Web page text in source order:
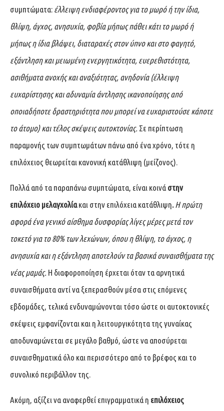
συμπτώματα: έλλειψη ενδιαφέροντος για το μωρό ή την ίδια,
θλίψη, άγχος, ανησυχία, φοβία μήπως πάθει κάτι το μωρό ή
μήπως η ίδια βλάψει, διαταραχές στον ύπνο και στο φαγητό,
εξάντληση και μειωμένη ενεργητικότητα, ευερεθιστότητα,
ασιθήματα ανοχής και αναξιότητας, ανηδονία (έλλειψη
ευχαρίστησης και αδυναμία άντλησης ικανοποίησης από
οποιαδήποτε δραστηριότητα που μπορεί να ευχαριστούσε κάποτε
το άτομο) και τέλος σκέψεις αυτοκτονίας. Σε περίπτωση
παραμονής των συμπτωμάτων πάνω από ένα χρόνο, τότε η
επιλόχειος θεωρείται κανονική κατάθλιψη (μείζονος).
Πολλά από τα παραπάνω συμπτώματα, είναι κοινά στην
επιλόχειο μελαγχολίακαι στην επιλόχεια κατάθλιψη. Η πρώτη
αφορά ένα γενικό αίσθημα δυσφορίας λίγες μέρες μετά τον
τοκετό για το 80% των λεχώνων, όπου η θλίψη, το άγχος, η
ανησυχία και η εξάντληση αποτελούν τα βασικά συναισθήματα της
νέας μαμάς. Η διαφοροποίηση έρχεται όταν τα αρνητικά
συναισθήματα αντί να ξεπερασθούν μέσα στις επόμενες
εβδομάδες, τελικά ενδυναμώνονται τόσο ώστε οι αυτοκτονικές
σκέψεις εμφανίζονται και η λειτουργικότητα της γυναίκας
αποδυναμώνεται σε μεγάλο βαθμό, ώστε να αποσύρεται
συναισθηματικά όλο και περισσότερο από το βρέφος και το
συνολικό περιβάλλον της.
Ακόμη, αξίζει να αναφερθεί επιγραμματικά η επιλόχειος